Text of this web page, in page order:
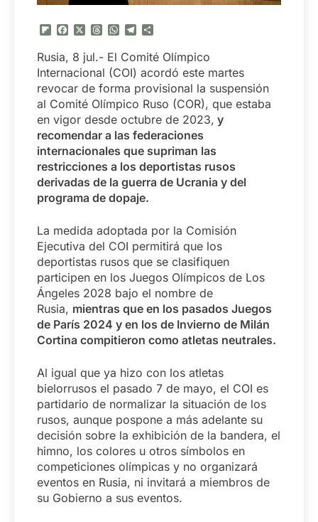
Flipboard
FacebookThreadsWhatsApp
Telegram
Rusia, 8 jul.- El Comité Olímpico
Internacional (COI) acordó este martes
revocar de forma provisional la suspensión
al Comité Olímpico Ruso (COR), que estaba
en vigor desde octubre de 2023, y
recomendar a las federaciones
internacionales que supriman las
restricciones a los deportistas rusos
derivadas de la guerra de Ucrania y del
programa de dopaje.
La medida adoptada por la Comisión
Ejecutiva del COI permitirá que los
deportistas rusos que se clasifiquen
participen en los Juegos Olímpicos de Los
Ángeles 2028 bajo el nombre de
Rusia, mientras que en los pasados Juegos
de París 2024 y en los de Invierno de Milán
Cortina compitieron como atletas neutrales.
Al igual que ya hizo con los atletas
bielorrusos el pasado 7 de mayo, el COI es
partidario de normalizar la situación de los
rusos, aunque pospone a más adelante su
decisión sobre la exhibición de la bandera, el
himno, los colores u otros símbolos en
competiciones olímpicas y no organizará
eventos en Rusia, ni invitará a miembros de
su Gobierno a sus eventos.